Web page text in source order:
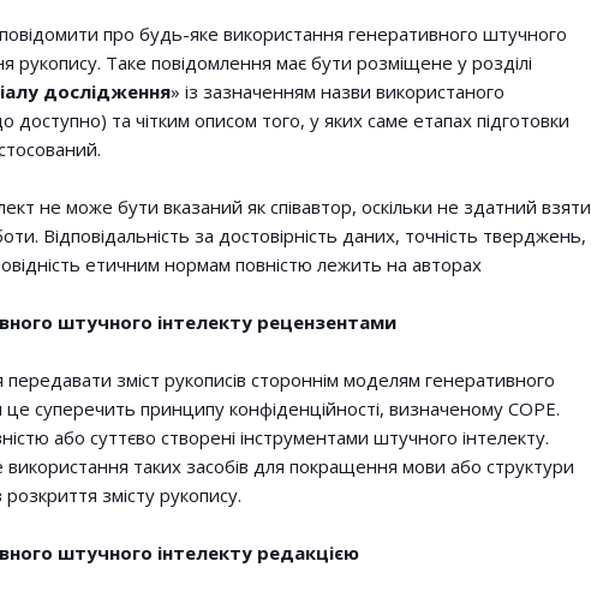
про будь-яке використання генеративного штучного
рукопису. Таке повідомлення має бути розміщене у розділі
дослідження» із зазначенням назви використаного
доступно) та чітким описом того, у яких саме етапах підготовки
не може бути вказаний як співавтор, оскільки не здатний взяти
Відповідальність за достовірність даних, точність тверджень,
етичним нормам повністю лежить на авторах
штучного інтелекту рецензентами
зміст рукописів стороннім моделям генеративного
це суперечить принципу конфіденційності, визначеному COPE.
або суттєво створені інструментами штучного інтелекту.
таких засобів для покращення мови або структури
змісту рукопису.
штучного інтелекту редакцією